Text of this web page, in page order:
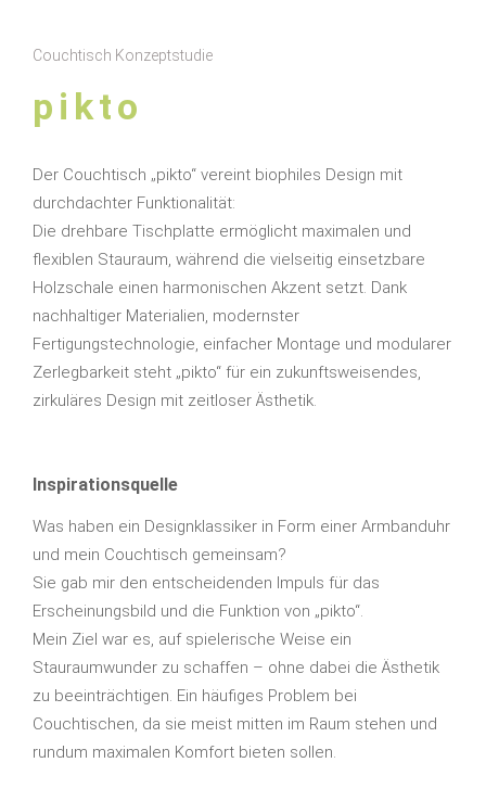
Couchtisch Konzeptstudie
pikto
Der Couchtisch „pikto“ vereint biophiles Design mit
durchdachter Funktionalität:
Die drehbare Tischplatte ermöglicht maximalen und
flexiblen Stauraum, während die vielseitig einsetzbare
Holzschale einen harmonischen Akzent setzt. Dank
nachhaltiger Materialien, modernster
Fertigungstechnologie, einfacher Montage und modularer
Zerlegbarkeit steht „pikto“ für ein zukunftsweisendes,
zirkuläres Design mit zeitloser Ästhetik.
Inspirationsquelle
Was haben ein Designklassiker in Form einer Armbanduhr
und mein Couchtisch gemeinsam?
Sie gab mir den entscheidenden Impuls für das
Erscheinungsbild und die Funktion von „pikto“.
Mein Ziel war es, auf spielerische Weise ein
Stauraumwunder zu schaffen – ohne dabei die Ästhetik
zu beeinträchtigen. Ein häufiges Problem bei
Couchtischen, da sie meist mitten im Raum stehen und
rundum maximalen Komfort bieten sollen.